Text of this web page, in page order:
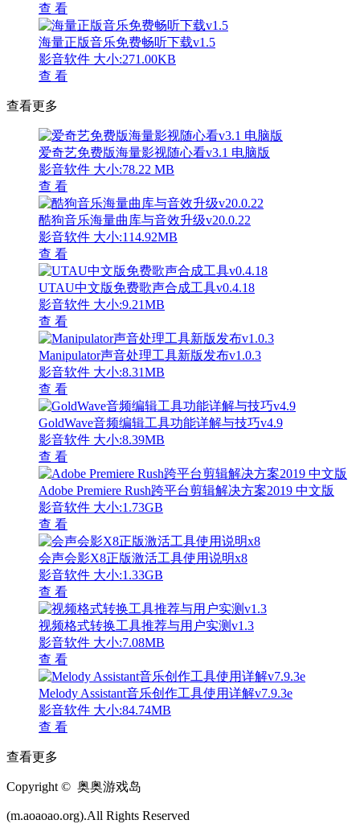
查 看
海量正版音乐免费畅听下载v1.5
影音软件 大小:271.00KB
查 看
查看更多
爱奇艺免费版海量影视随心看v3.1 电脑版
影音软件 大小:78.22 MB
查 看
酷狗音乐海量曲库与音效升级v20.0.22
影音软件 大小:114.92MB
查 看
UTAU中文版免费歌声合成工具v0.4.18
影音软件 大小:9.21MB
查 看
Manipulator声音处理工具新版发布v1.0.3
影音软件 大小:8.31MB
查 看
GoldWave音频编辑工具功能详解与技巧v4.9
影音软件 大小:8.39MB
查 看
Adobe Premiere Rush跨平台剪辑解决方案2019 中文版
影音软件 大小:1.73GB
查 看
会声会影X8正版激活工具使用说明x8
影音软件 大小:1.33GB
查 看
视频格式转换工具推荐与用户实测v1.3
影音软件 大小:7.08MB
查 看
Melody Assistant音乐创作工具使用详解v7.9.3e
影音软件 大小:84.74MB
查 看
查看更多
Copyright © 奥奥游戏岛
(m.aoaoao.org).All Rights Reserved